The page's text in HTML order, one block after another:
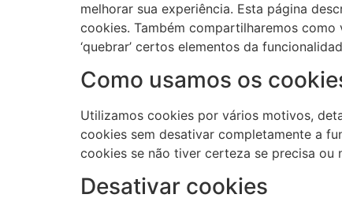
melhorar sua experiência. Esta página
cookies. Também compartilharemos
‘quebrar’ certos elementos da
Como usamos os
Utilizamos cookies por vários motivos,
cookies sem desativar completamente a
cookies se não tiver certeza se precisa ou
Desativar cookies